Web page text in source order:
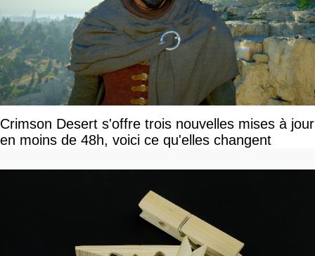
Crimson Desert s'offre trois nouvelles mises à jour
en moins de 48h, voici ce qu'elles changent